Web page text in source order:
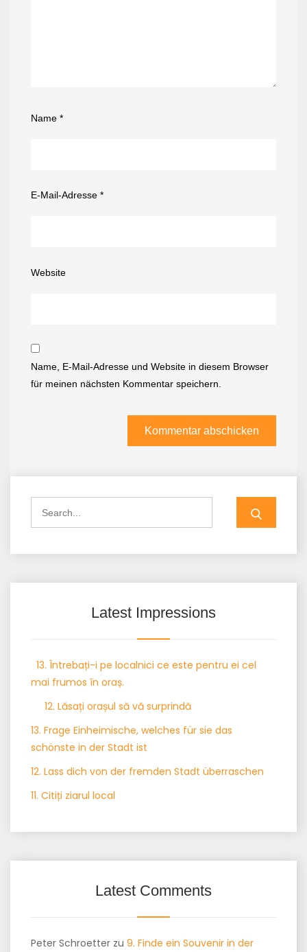
Name *
E-Mail-Adresse *
Website
Name, E-Mail-Adresse und Website in diesem Browser
für meinen nächsten Kommentar speichern.
Latest Impressions
13. Întrebați-i pe localnici ce este pentru ei cel
mai frumos în oraș.
12. Lăsați orașul să vă surprindă
13. Frage Einheimische, welches für sie das
schönste in der Stadt ist
12. Lass dich von der fremden Stadt überraschen
11. Citiți ziarul local
Latest Comments
Peter Schroetter zu 9. Finde ein Souvenir in der